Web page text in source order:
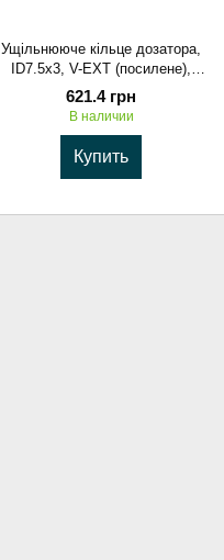
Ущільнююче кільце дозатора,
ID7.5x3, V-EXT (посилене),
гума
621.4 грн
В наличии
Купить